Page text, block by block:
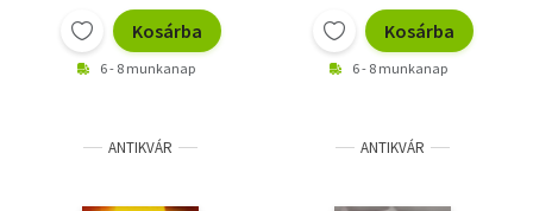
Kosárba
6 - 8 munkanap
Kosárba
6 - 8 munkanap
ANTIKVÁR ANTIKVÁR